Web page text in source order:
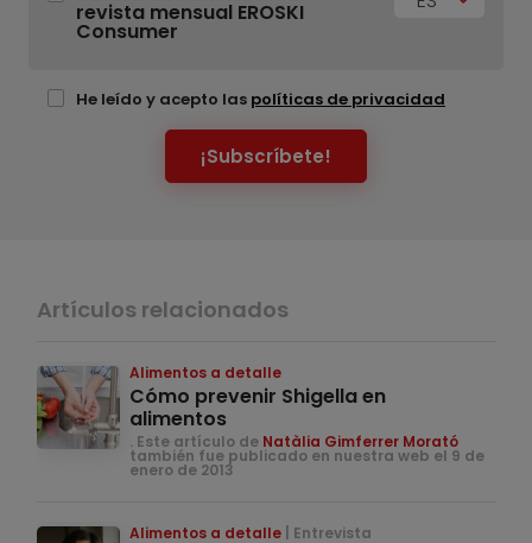
revista mensual EROSKI
Consumer
He leído y acepto las políticas de privacidad
¡Subscríbete!
Artículos relacionados
Alimentos a detalle
Cómo prevenir Shigella en
alimentos
. Este artículo de Natàlia Gimferrer Morató
también fue publicado en nuestra web el 9 de
enero de 2013
Alimentos a detalle Entrevista